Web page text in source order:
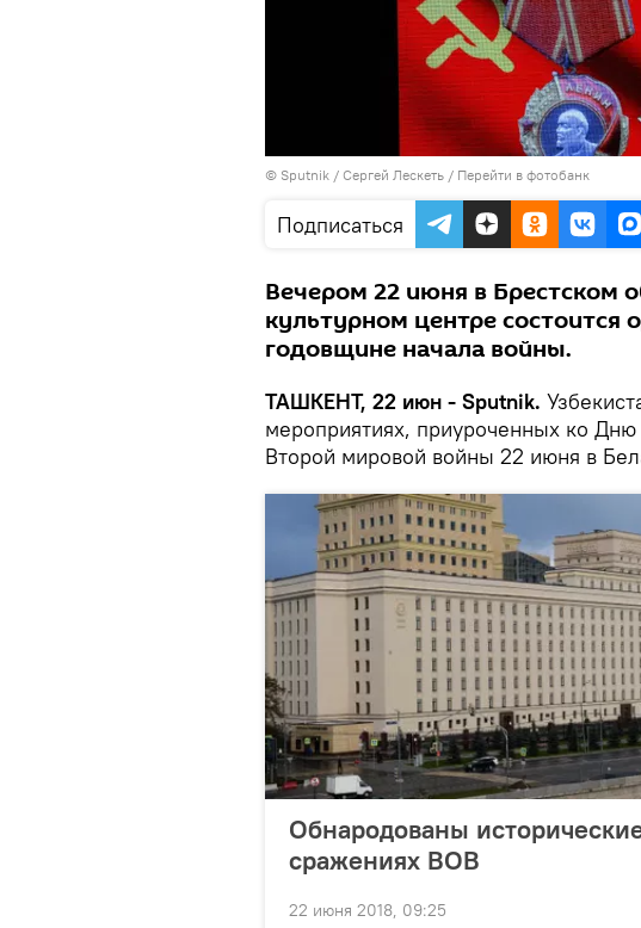
© Sputnik / Сергей Лескеть / Перейти в фотобанк
Подписаться
Вечером 22 июня в Брестском
культурном центре
годовщине начала войны.
ТАШКЕНТ, 22 июн - Sputnik.
мероприятиях, приуроченных ко
Второй мировой войны 22 июня в
Обнародованы
сражениях ВОВ
22 июня 2018, 09:25